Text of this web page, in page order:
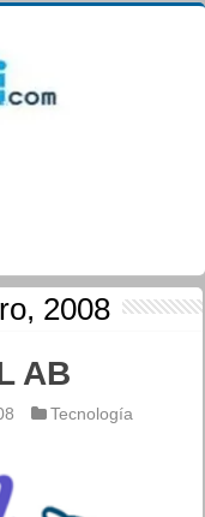
2008
AB
Tecnología